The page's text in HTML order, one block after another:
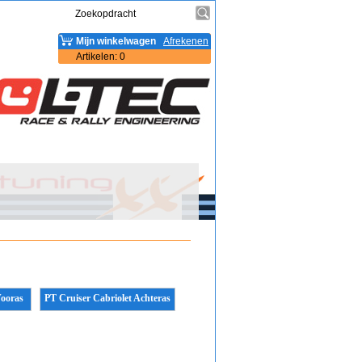
Afrekenen
Mijn winkelwagen
Artikelen: 0
PT Cruiser Cabriolet Achteras